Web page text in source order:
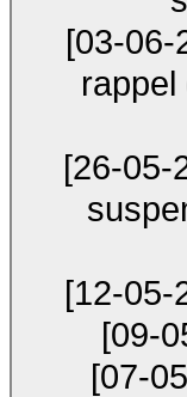
[03-06-
[26-05-
[12-05-
[09-
[07-